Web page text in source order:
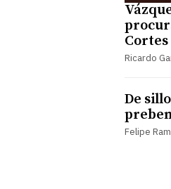
Cortes
Ricardo
De
Felipe